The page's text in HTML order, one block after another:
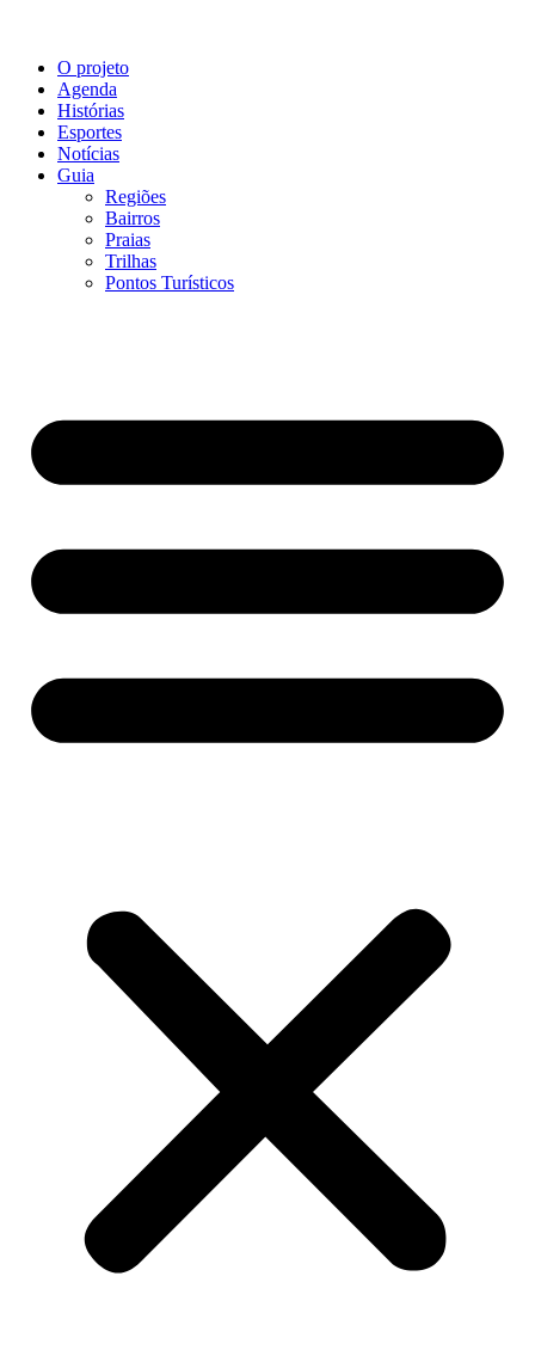
O projeto
Agenda
Histórias
Esportes
Notícias
Guia
Regiões
Bairros
Praias
Trilhas
Pontos Turísticos